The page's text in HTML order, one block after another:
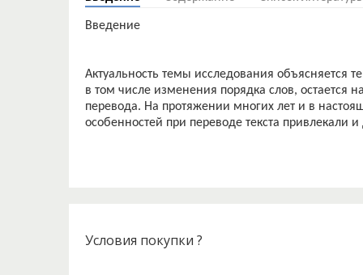
Введение
Актуальность темы исследования объясняется
в том числе изменения порядка слов, остается
перевода. На протяжении многих лет и в
Условия покупки ?